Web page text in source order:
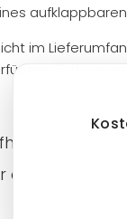
im
ca.
25 cm.